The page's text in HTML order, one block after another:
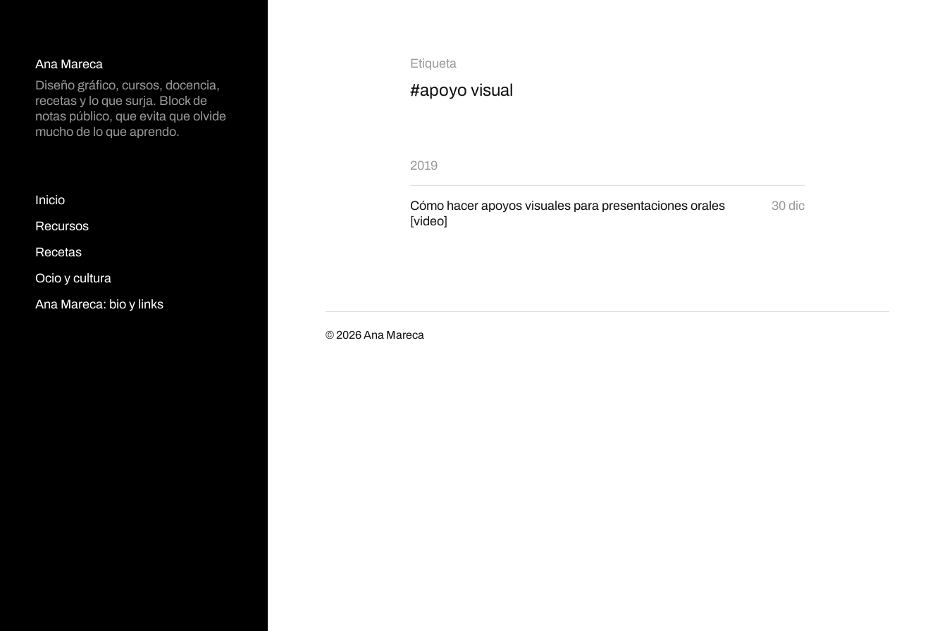
Ana Mareca
Diseño gráfico, cursos, docencia,
recetas y lo que surja. Block de
notas público, que evita que olvide
mucho de lo que aprendo.
Inicio
Recursos
Recetas
Ocio y cultura
Ana Mareca: bio y links
Etiqueta
#apoyo visual
2019
Cómo hacer apoyos visuales para presentaciones orales
[video]
30 dic
© 2026Ana Mareca